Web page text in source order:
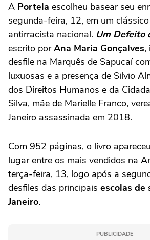
A Portela escolheu basear seu
segunda-feira, 12, em um
antirracista nacional. Um Defeito
escrito porAna Maria Gonçalves,
desfile na Marquês de Sapucaí
luxuosas e a presença de Silvio
dos Direitos Humanos e da
Silva, mãe de Marielle Franco,
Janeiro assassinada em 2018.
Com 952 páginas, o livro
lugar entre os mais vendidos na
terça-feira, 13, logo após a
desfiles das principais escolas de
Janeiro.
PUBLICIDADE